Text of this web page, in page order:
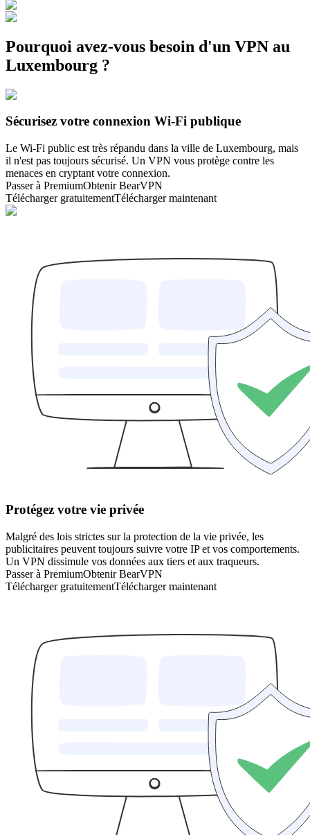
Pourquoi avez-vous besoin d'un VPN au
Luxembourg ?
Sécurisez votre connexion Wi-Fi publique
Le Wi-Fi public est très répandu dans la ville de Luxembourg, mais
il n'est pas toujours sécurisé. Un VPN vous protège contre les
menaces en cryptant votre connexion.
Passer à PremiumObtenir BearVPN
Télécharger gratuitementTélécharger maintenant
Protégez votre vie privée
Malgré des lois strictes sur la protection de la vie privée, les
publicitaires peuvent toujours suivre votre IP et vos comportements.
Un VPN dissimule vos données aux tiers et aux traqueurs.
Passer à PremiumObtenir BearVPN
Télécharger gratuitementTélécharger maintenant